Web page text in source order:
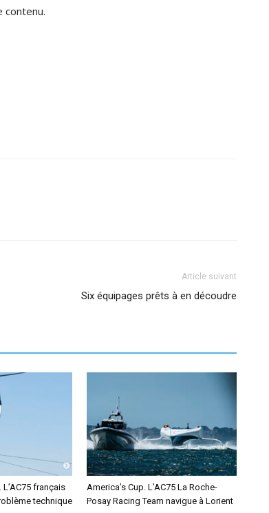
contenu.
Article suivant
Six équipages prêts à en découdre
L’AC75 français
technique
America’s Cup. L’AC75 La Roche-
Posay Racing Team navigue à Lorient